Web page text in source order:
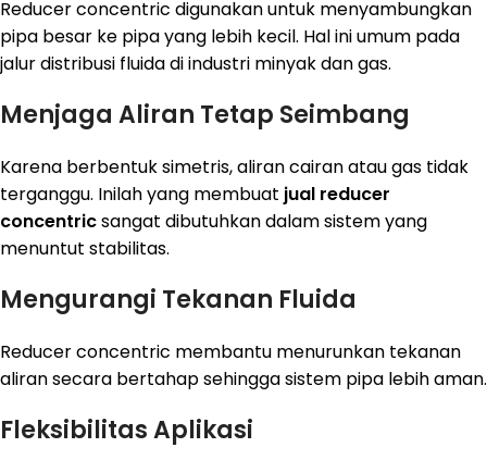
Reducer concentric digunakan untuk menyambungkan
pipa besar ke pipa yang lebih kecil. Hal ini umum pada
jalur distribusi fluida di industri minyak dan gas.
Menjaga Aliran Tetap Seimbang
Karena berbentuk simetris, aliran cairan atau gas tidak
terganggu. Inilah yang membuat jual reducer
concentricsangat dibutuhkan dalam sistem yang
menuntut stabilitas.
Mengurangi Tekanan Fluida
Reducer concentric membantu menurunkan tekanan
aliran secara bertahap sehingga sistem pipa lebih aman.
Fleksibilitas Aplikasi